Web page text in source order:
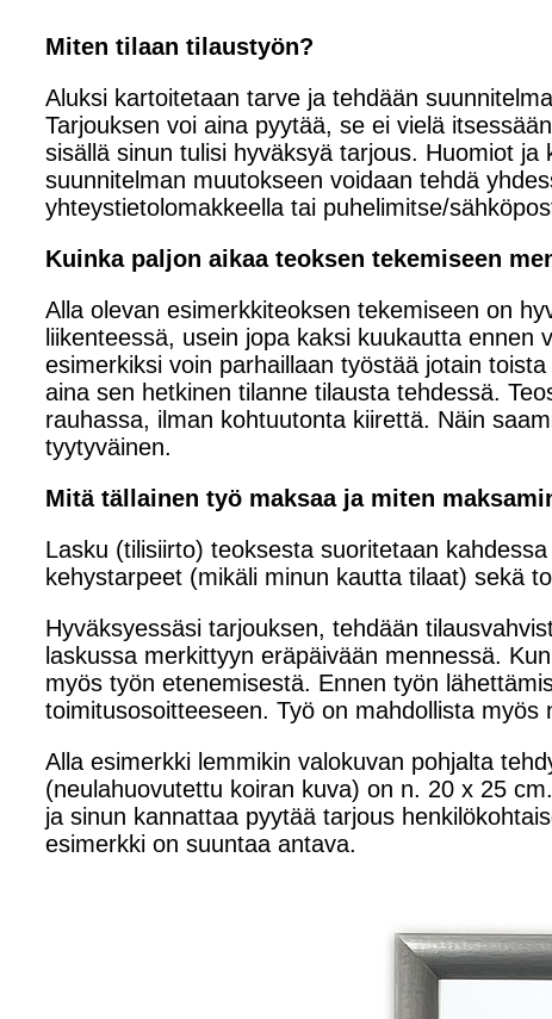
Miten tilaan tilaustyön?
Aluksi kartoitetaan tarve ja tehdään
Tarjouksen voi aina pyytää, se ei vielä
sisällä sinun tulisi hyväksyä tarjous. Huomiot
suunnitelman muutokseen voidaan tehdä
yhteystietolomakkeella tai puhelimitse/
Kuinka paljon aikaa teoksen tekemiseen
Alla olevan esimerkkiteoksen tekemiseen on
liikenteessä, usein jopa kaksi kuukautta
esimerkiksi voin parhaillaan työstää jotain
aina sen hetkinen tilanne tilausta tehdessä.
rauhassa, ilman kohtuutonta kiirettä. Näin
tyytyväinen.
Mitä tällainen työ maksaa ja miten
Lasku (tilisiirto) teoksesta suoritetaan
kehystarpeet (mikäli minun kautta tilaat) sekä
Hyväksyessäsi tarjouksen, tehdään
laskussa merkittyyn eräpäivään mennessä.
myös työn etenemisestä. Ennen työn
toimitusosoitteeseen. Työ on mahdollista myös
Alla esimerkki lemmikin valokuvan pohjalta
(neulahuovutettu koiran kuva) on n. 20 x 25
ja sinun kannattaa pyytää tarjous
esimerkki on suuntaa antava.